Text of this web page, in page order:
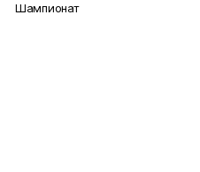
Шампионат